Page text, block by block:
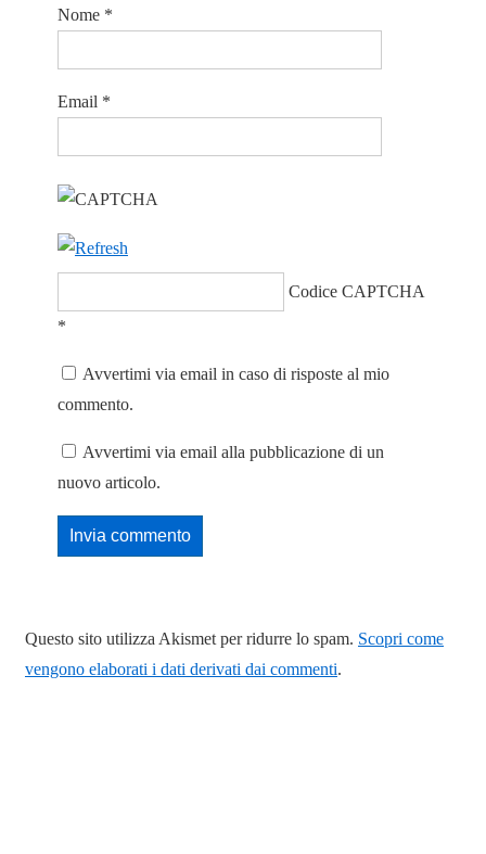
Nome *
Email *
Codice CAPTCHA
*
Avvertimi via email in caso di risposte al mio
commento.
Avvertimi via email alla pubblicazione di un
nuovo articolo.
Questo sito utilizza Akismet per ridurre lo spam. Scopri come
vengono elaborati i dati derivati dai commenti.